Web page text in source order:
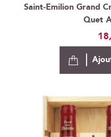
Saint-Emilion Grand
Quet